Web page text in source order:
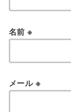
名前※
メール ※